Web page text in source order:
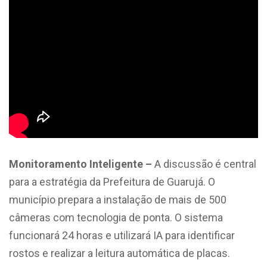
Monitoramento Inteligente – A discussão é central
para a estratégia da Prefeitura de Guarujá. O
município prepara a instalação de mais de 500
câmeras com tecnologia de ponta. O sistema
funcionará 24 horas e utilizará IA para identificar
rostos e realizar a leitura automática de placas.